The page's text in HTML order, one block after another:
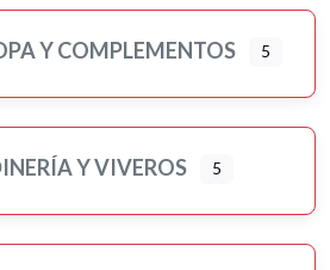
Y COMPLEMENTOS 5
Y VIVEROS 5